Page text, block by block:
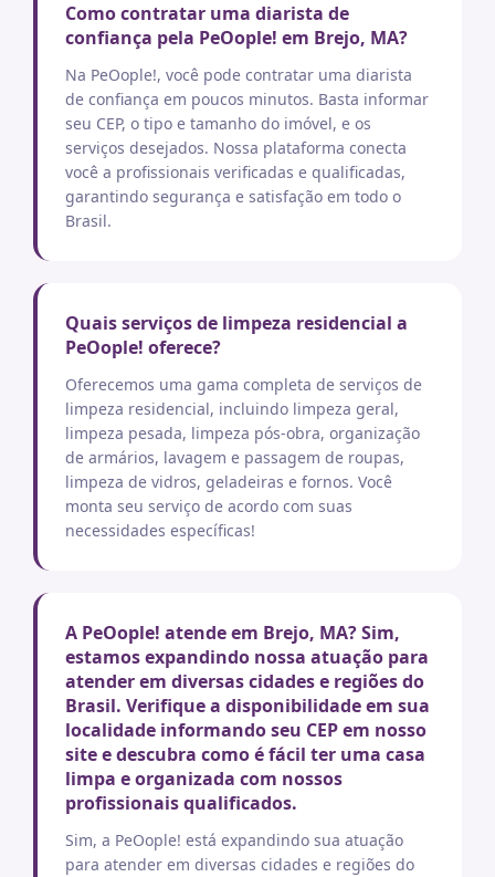
Como contratar uma diarista de
confiança pela PeOople! em Brejo, MA?
Na PeOople!, você pode contratar uma diarista
de confiança em poucos minutos. Basta informar
seu CEP, o tipo e tamanho do imóvel, e os
serviços desejados. Nossa plataforma conecta
você a profissionais verificadas e qualificadas,
garantindo segurança e satisfação em todo o
Brasil.
Quais serviços de limpeza residencial a
PeOople! oferece?
Oferecemos uma gama completa de serviços de
limpeza residencial, incluindo limpeza geral,
limpeza pesada, limpeza pós-obra, organização
de armários, lavagem e passagem de roupas,
limpeza de vidros, geladeiras e fornos. Você
monta seu serviço de acordo com suas
necessidades específicas!
A PeOople! atende em Brejo, MA? Sim,
estamos expandindo nossa atuação para
atender em diversas cidades e regiões do
Brasil. Verifique a disponibilidade em sua
localidade informando seu CEP em nosso
site e descubra como é fácil ter uma casa
limpa e organizada com nossos
profissionais qualificados.
Sim, a PeOople! está expandindo sua atuação
para atender em diversas cidades e regiões do